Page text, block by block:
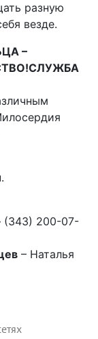
разную
везде.
–
СЛУЖБА
.
(343) 200-07-
– Наталья